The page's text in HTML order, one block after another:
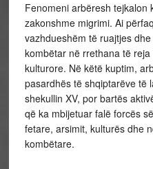
Fenomeni arbëresh tejkalon
zakonshme migrimi. Ai
vazhdueshëm të ruajtjes
kombëtar në rrethana të
kulturore. Në këtë kuptim,
pasardhës të shqiptarëve të
shekullin XV, por bartës
që ka mbijetuar falë forcës
fetare, arsimit, kulturës dhe
kombëtare.